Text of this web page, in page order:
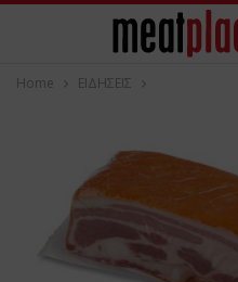
Home ΕΙΔΗΣΕΙΣ